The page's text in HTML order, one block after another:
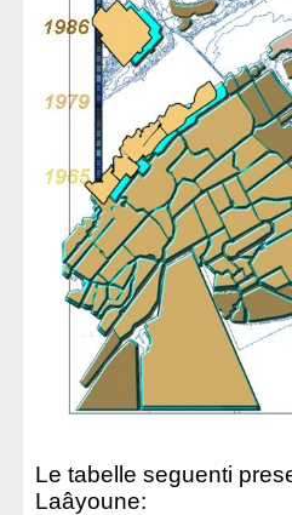
Le tabelle seguenti
Laâyoune: